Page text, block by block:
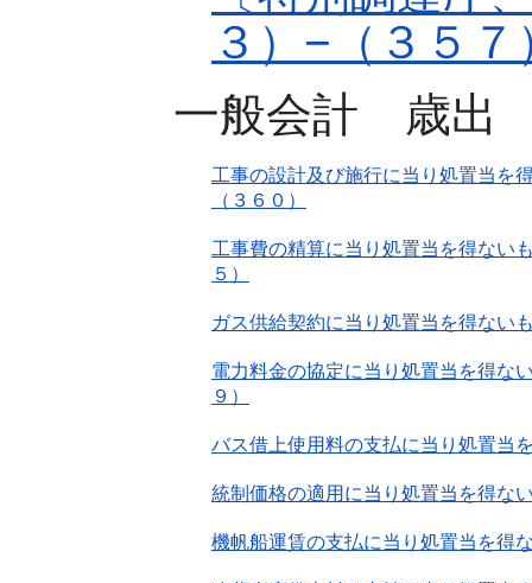
３）−（３５７
一般会計 歳出
工事の設計及び施行に当り処置当を
（３６０）
工事費の精算に当り処置当を得ない
５）
ガス供給契約に当り処置当を得ない
電力料金の協定に当り処置当を得な
９）
バス借上使用料の支払に当り処置
統制価格の適用に当り処置当を得な
機帆船運賃の支払に当り処置当を